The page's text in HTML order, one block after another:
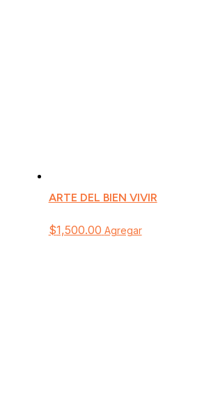
ARTE DEL BIEN VIVIR
$1,500.00 Agregar